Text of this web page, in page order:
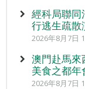
經科局聯同
行逃生疏散
2026年8月7日
澳門赴馬來
美食之都年
2026年8月7日